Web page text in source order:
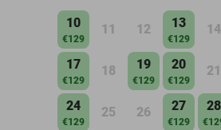
10
€129
11 12 13
€129
14
17
€129
18 19
€129
20
€129
21
24
€129
25 26 27
€129
28